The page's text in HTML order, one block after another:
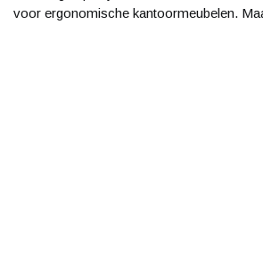
voor ergonomische kantoormeubelen.